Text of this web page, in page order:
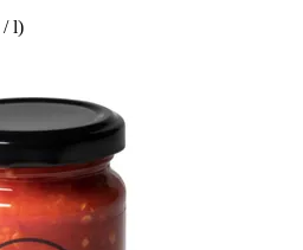
/ l)